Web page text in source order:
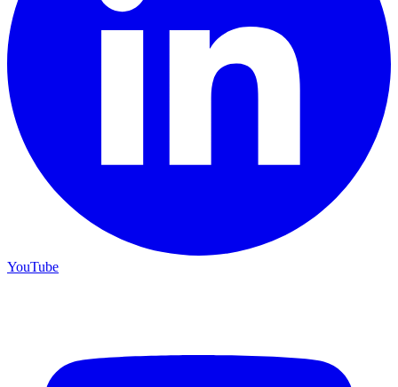
YouTube